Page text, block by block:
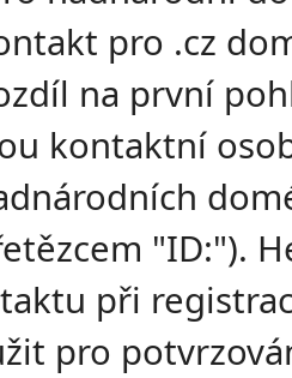
pro .cz
na první
kontaktní
"ID:").
při
pro